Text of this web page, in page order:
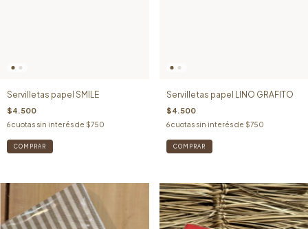
Servilletas papel SMILE
$4.500
6cuotas sin interés de $750
Servilletas papel LINO GRAFITO
$4.500
6 cuotas sin interés de $750